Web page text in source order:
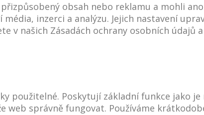
obsah nebo reklamu a mohli
inzerci a analýzu. Jejich nastavení
v našich Zásadách ochrany osobních údajů
použitelné. Poskytují základní funkce jako
správně fungovat. Používáme